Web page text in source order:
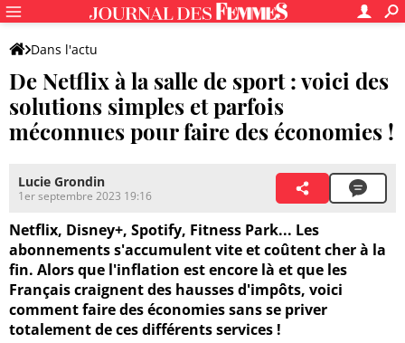
Dans l'actu
De Netflix à la salle de sport : voici des
solutions simples et parfois
méconnues pour faire des économies !
Lucie Grondin
1er septembre 2023 19:16
Netflix, Disney+, Spotify, Fitness Park... Les
abonnements s'accumulent vite et coûtent cher à la
fin. Alors que l'inflation est encore là et que les
Français craignent des hausses d'impôts, voici
comment faire des économies sans se priver
totalement de ces différents services !